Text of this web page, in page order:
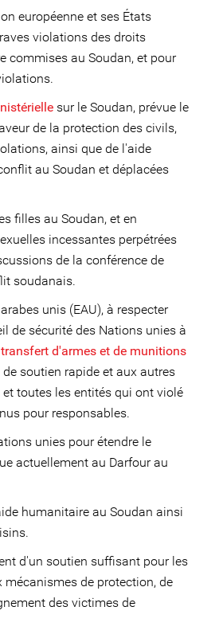
européenne et ses États
violations des droits
commises au Soudan, et pour
sur le Soudan, prévue le
de la protection des civils,
ainsi que de l'aide
au Soudan et déplacées
filles au Soudan, et en
incessantes perpétrées
de la conférence de
soudanais.
unis (EAU), à respecter
de sécurité des Nations unies à
d'armes et de munitions
soutien rapide et aux autres
toutes les entités qui ont violé
pour responsables.
unies pour étendre le
actuellement au Darfour au
humanitaire au Soudan ainsi
d'un soutien suffisant pour les
de protection, de
des victimes de